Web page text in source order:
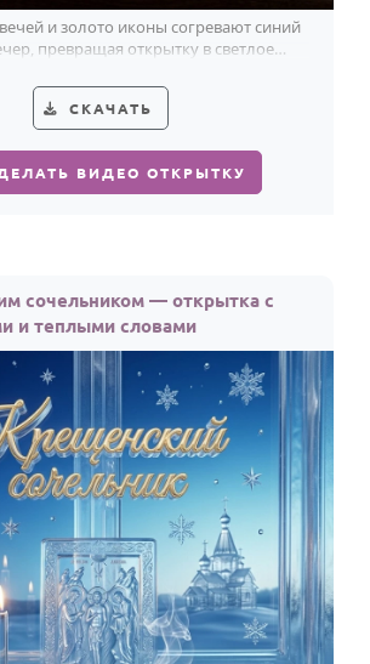
и золото иконы согревают синий
превращая открытку в светлое
СКАЧАТЬ
ВИДЕО ОТКРЫТКУ
сочельником — открытка с
и теплыми словами